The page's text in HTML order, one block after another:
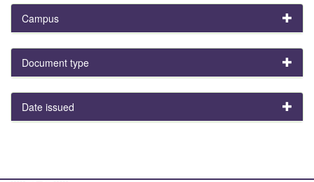
Campus
Document type
Date issued